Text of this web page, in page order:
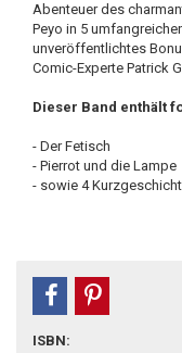
Abenteuer des
Peyo in 5
unveröffentlichtes
Comic-Experte Patrick
Dieser Band enthält
- Der Fetisch
- Pierrot und die Lampe
- sowie 4
teilen
ISBN: